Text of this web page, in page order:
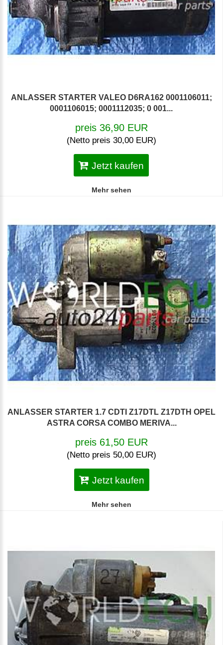
ANLASSER STARTER VALEO D6RA162 0001106011;
0001106015; 0001112035; 0 001...
preis 36,90 EUR
(Netto preis 30,00 EUR)
Jetzt kaufen
Mehr sehen
ANLASSER STARTER 1.7 CDTI Z17DTL Z17DTH OPEL
ASTRA CORSA COMBO MERIVA...
preis 61,50 EUR
(Netto preis 50,00 EUR)
Jetzt kaufen
Mehr sehen